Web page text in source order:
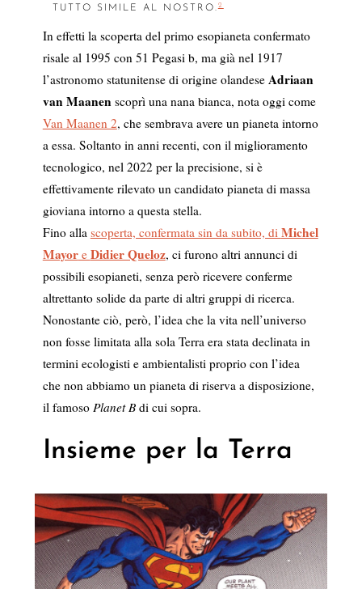
TUTTO SIMILE AL NOSTRO.2
In effetti la scoperta del primo esopianeta confermato
risale al 1995 con 51 Pegasi b, ma già nel 1917
l’astronomo statunitense di origine olandese Adriaan
van Maanenscoprì una nana bianca, nota oggi come
Van Maanen 2, che sembrava avere un pianeta intorno
a essa. Soltanto in anni recenti, con il miglioramento
tecnologico, nel 2022 per la precisione, si è
effettivamente rilevato un candidato pianeta di massa
gioviana intorno a questa stella.
Fino alla scoperta, confermata sin da subito, di Michel
Mayore Didier Queloz, ci furono altri annunci di
possibili esopianeti, senza però ricevere conferme
altrettanto solide da parte di altri gruppi di ricerca.
Nonostante ciò, però, l’idea che la vita nell’universo
non fosse limitata alla sola Terra era stata declinata in
termini ecologisti e ambientalisti proprio con l’idea
che non abbiamo un pianeta di riserva a disposizione,
il famoso Planet Bdi cui sopra.
Insieme per la Terra